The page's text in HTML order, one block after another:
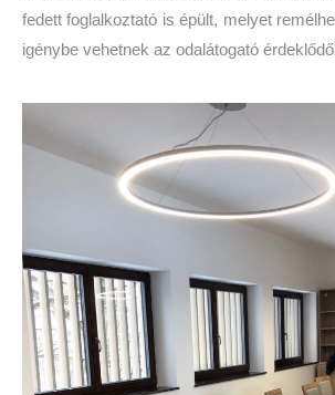
fedett foglalkoztató is épült, melyet
igénybe vehetnek az odalátogató